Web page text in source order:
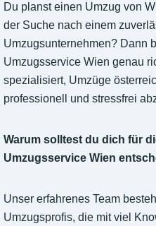
Du planst einen Umzug von
der Suche nach einem
Umzugsunternehmen? Dann
Umzugsservice Wien genau
spezialisiert, Umzüge
professionell und stressfrei
Warum solltest du dich für
Umzugsservice Wien
Unser erfahrenes Team
Umzugsprofis, die mit viel